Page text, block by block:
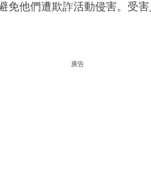
免他們遭欺詐活動侵害。受
廣告